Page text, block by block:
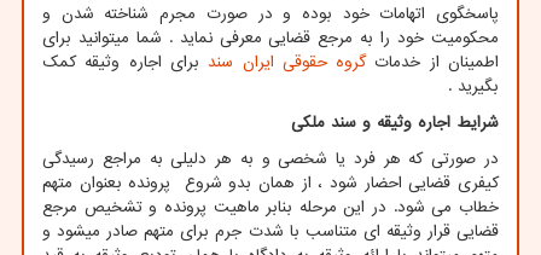
پاسخگوی اتهامات خود بوده و در صورت مجرم شناخته شدن و
محکومیت خود را به مرجع قضایی معرفی نماید . شما میتوانید برای
اطمینان از خدماتگروه حقوقی ایران سند برای اجاره وثیقه کمک
بگیرید .
شرایط اجاره وثیقه و سند ملکی
در صورتی که هر فرد یا شخصی و به هر دلیلی به مراجع رسیدگی
کیفری قضایی احضار شود ، از همان بدو شروع پرونده بعنوان متهم
خطاب می شود. در این مرحله بنابر ماهیت پرونده و تشخیص مرجع
قضایی قرار وثیقه ای متناسب با شدت جرم برای متهم صادر میشود و